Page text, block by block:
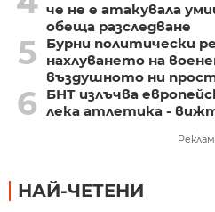
че не е атакувала
обеща разследване
5
Бурни политически
нахлуването на
въздушното ни
6
БНТ излъчва
лека атлетика -
НАЙ-ЧЕТЕНИ